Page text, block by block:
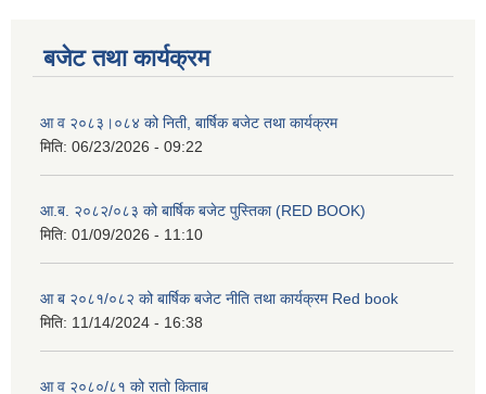
बजेट तथा कार्यक्रम
आ व २०८३।०८४ को निती, बार्षिक बजेट तथा कार्यक्रम
मिति: 06/23/2026 - 09:22
आ.ब. २०८२/०८३ को बार्षिक बजेट पुस्तिका (RED BOOK)
मिति: 01/09/2026 - 11:10
आ ब २०८१/०८२ को बार्षिक बजेट नीति तथा कार्यक्रम Red book
मिति: 11/14/2024 - 16:38
आ व २०८०/८१ को रातो किताब